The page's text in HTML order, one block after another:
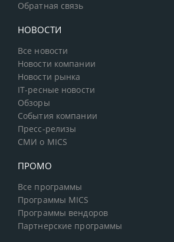
Обратная связь
НОВОСТИ
Все новости
Новости компании
Новости рынка
IT-ресные новости
Обзоры
События компании
Пресс-релизы
СМИ о MICS
ПРОМО
Все программы
Программы MICS
Программы вендоров
Партнерские программы